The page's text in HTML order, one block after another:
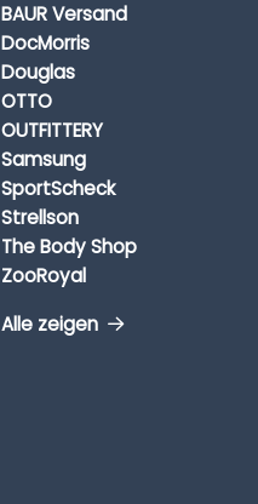
BAUR Versand
DocMorris
Douglas
OTTO
OUTFITTERY
Samsung
SportScheck
Strellson
The Body Shop
ZooRoyal
Alle zeigen